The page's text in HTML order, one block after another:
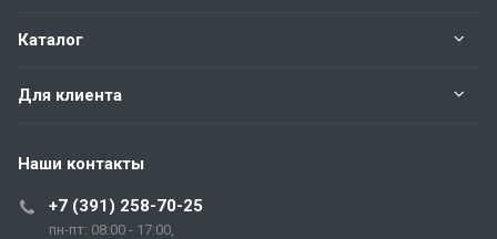
Каталог
Для клиента
Наши контакты
+7 (391) 258-70-25
пн-пт: 08:00 - 17:00,